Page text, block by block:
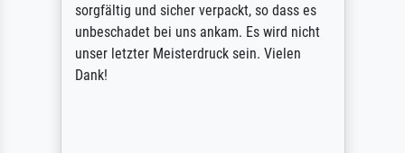
sorgfältig und sicher verpackt, so dass es
unbeschadet bei uns ankam. Es wird nicht
unser letzter Meisterdruck sein. Vielen
Dank!